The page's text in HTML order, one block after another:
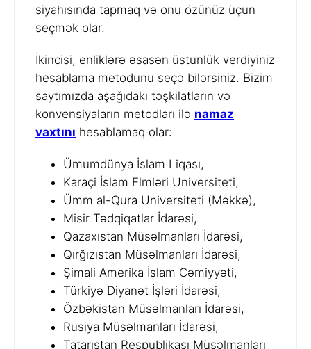
siyahısında tapmaq və onu özünüz üçün
seçmək olar.
İkincisi, enliklərə əsasən üstünlük verdiyiniz
hesablama metodunu seçə bilərsiniz. Bizim
saytımızda aşağıdakı təşkilatların və
konvensiyaların metodları ilə namaz
vaxtını hesablamaq olar:
Ümumdünya İslam Liqası,
Karaçi İslam Elmləri Universiteti,
Ümm al-Qura Universiteti (Məkkə),
Misir Tədqiqatlar İdarəsi,
Qazaxıstan Müsəlmanları İdarəsi,
Qırğızıstan Müsəlmanları İdarəsi,
Şimali Amerika İslam Cəmiyyəti,
Türkiyə Diyanət İşləri İdarəsi,
Özbəkistan Müsəlmanları İdarəsi,
Rusiya Müsəlmanları İdarəsi,
Tatarıstan Respublikası Müsəlmanları